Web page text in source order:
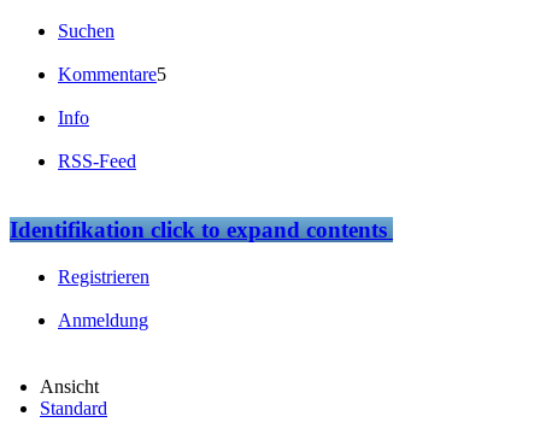
Suchen
Kommentare5
Info
RSS-Feed
Identifikationclick to expand contents
Registrieren
Anmeldung
Ansicht
Standard